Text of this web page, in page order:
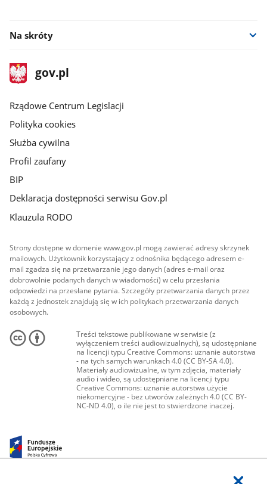
Na skróty
stopka
gov.plStrona
gov.pl
Rządowe Centrum Legislacji
Polityka cookies
Służba cywilna
Profil zaufany
BIP
Deklaracja dostępności serwisu Gov.pl
Klauzula RODO
Strony dostępne w domenie www.gov.pl mogą zawierać adresy skrzynek
mailowych. Użytkownik korzystający z odnośnika będącego adresem e-
mail zgadza się na przetwarzanie jego danych (adres e-mail oraz
dobrowolnie podanych danych w wiadomości) w celu przesłania
odpowiedzi na przesłane pytania. Szczegóły przetwarzania danych przez
każdą z jednostek znajdują się w ich politykach przetwarzania danych
osobowych.
Treści tekstowe publikowane w serwisie (z
wyłączeniem treści audiowizualnych), są udostępniane
na licencji typu Creative Commons: uznanie autorstwa
- na tych samych warunkach 4.0 (CC BY-SA 4.0).
Materiały audiowizualne, w tym zdjęcia, materiały
audio i wideo, są udostępniane na licencji typu
Creative Commons: uznanie autorstwa użycie
niekomercyjne - bez utworów zależnych 4.0 (CC BY-
NC-ND 4.0), o ile nie jest to stwierdzone inaczej.